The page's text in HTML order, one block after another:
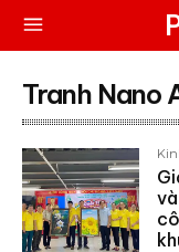
Tranh Nano